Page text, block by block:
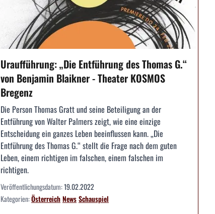
Uraufführung: „Die Entführung des Thomas G.“
von Benjamin Blaikner - Theater KOSMOS
Bregenz
Die Person Thomas Gratt und seine Beteiligung an der
Entführung von Walter Palmers zeigt, wie eine einzige
Entscheidung ein ganzes Leben beeinflussen kann. „Die
Entführung des Thomas G.“ stellt die Frage nach dem guten
Leben, einem richtigen im falschen, einem falschen im
richtigen.
Veröffentlichungsdatum:19.02.2022
Kategorien:ÖsterreichNewsSchauspiel